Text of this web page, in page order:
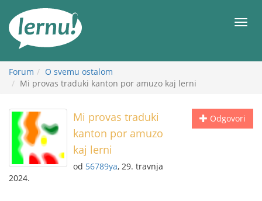
Meni
Forum
O svemu ostalom
Mi provas traduki kanton por amuzo kaj lerni
Odgovori
Mi provas traduki
kanton por amuzo
kaj lerni
od 56789ya, 29. travnja
2024.